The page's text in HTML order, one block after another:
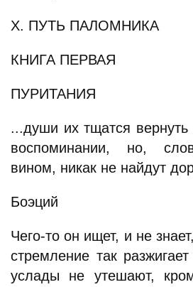
X. ПУТЬ ПАЛОМНИКА
КНИГА ПЕРВАЯ
ПУРИТАНИЯ
...души их тщатся
воспоминании, но,
вином, никак не найдут
Боэций
Чего-то он ищет, и не
стремление так
услады не утешают,